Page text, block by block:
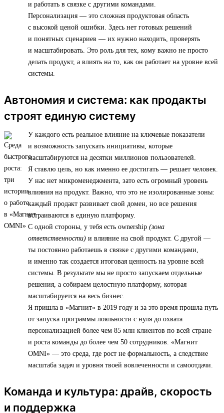
и работать в связке с другими командами.
Персонализация — это сложная продуктовая область
с высокой ценой ошибки. Здесь нет готовых решений
и понятных сценариев — их нужно находить, проверять
и масштабировать. Это роль для тех, кому важно не просто
делать продукт, а влиять на то, как он работает на уровне всей
системы.
Автономия и система: как продакты
строят единую систему
У каждого есть реальное влияние на ключевые показатели
и возможность запускать инициативы, которые
масштабируются на десятки миллионов пользователей.
Я ставлю цель, но как именно ее достигать — решает человек.
У нас нет микроменеджмента, зато есть огромный уровень
влияния на продукт. Важно, что это не изолированные зоны:
каждый продакт развивает свой домен, но все решения
встраиваются в единую платформу.
С одной стороны, у тебя есть ownership (зона
ответственности) и влияние на свой продукт. С другой —
ты постоянно работаешь в связке с другими командами,
и именно так создается итоговая ценность на уровне всей
системы. В результате мы не просто запускаем отдельные
решения, а собираем целостную платформу, которая
масштабируется на весь бизнес.
Я пришла в «Магнит» в 2019 году и за это время прошла путь
от запуска программы лояльности с нуля до охвата
персонализацией более чем 85 млн клиентов по всей стране
и роста команды до более чем 50 сотрудников. «Магнит
OMNI» — это среда, где рост не формальность, а следствие
масштаба задач и уровня твоей вовлеченности и самоотдачи.
Команда и культура: драйв, скорость
и поддержка